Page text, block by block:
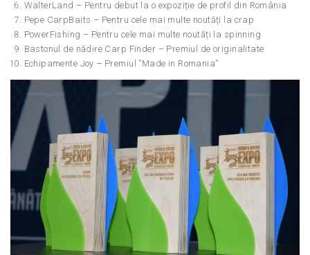
WalterLand – Pentru debut la o expoziție de profil din România
Pepe CarpBaits – Pentru cele mai multe noutăți la crap
PowerFishing – Pentru cele mai multe noutăți la spinning
Bastonul de nădire Carp Finder – Premiul de originalitate
Echipamente Joy – Premiul ”Made in Romania”